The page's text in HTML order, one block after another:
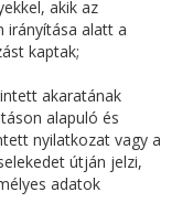
akik az
irányítása alatt a
kaptak;
akaratának
alapuló és
nyilatkozat vagy a
útján jelzi,
adatok